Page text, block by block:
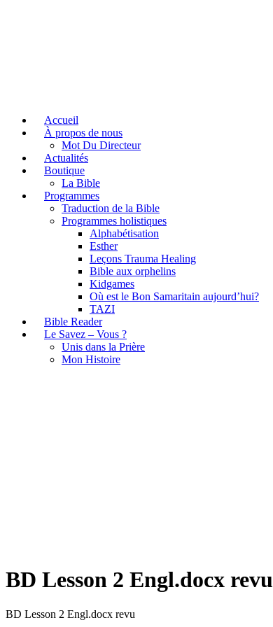
Accueil
À propos de nous
Mot Du Directeur
Actualités
Boutique
La Bible
Programmes
Traduction de la Bible
Programmes holistiques
Alphabétisation
Esther
Leçons Trauma Healing
Bible aux orphelins
Kidgames
Où est le Bon Samaritain aujourd’hui?
TAZI
Bible Reader
Le Savez – Vous ?
Unis dans la Prière
Mon Histoire
BD Lesson 2 Engl.docx revu
BD Lesson 2 Engl.docx revu